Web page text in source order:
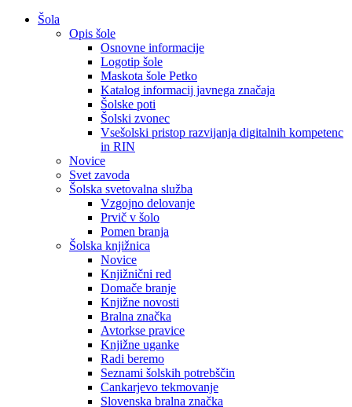
Šola
Opis šole
Osnovne informacije
Logotip šole
Maskota šole Petko
Katalog informacij javnega značaja
Šolske poti
Šolski zvonec
Vsešolski pristop razvijanja digitalnih kompetenc
in RIN
Novice
Svet zavoda
Šolska svetovalna služba
Vzgojno delovanje
Prvič v šolo
Pomen branja
Šolska knjižnica
Novice
Knjižnični red
Domače branje
Knjižne novosti
Bralna značka
Avtorkse pravice
Knjižne uganke
Radi beremo
Seznami šolskih potrebščin
Cankarjevo tekmovanje
Slovenska bralna značka